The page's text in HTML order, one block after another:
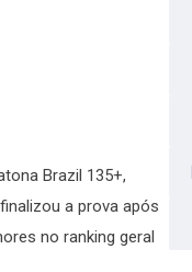
Brazil 135+,
a prova após
no ranking geral